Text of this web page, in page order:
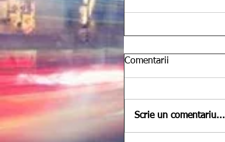
Comentarii
Scrie un comentariu...